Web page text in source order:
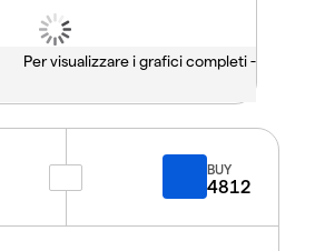
Per visualizzare i grafici completi -
BUY
4812